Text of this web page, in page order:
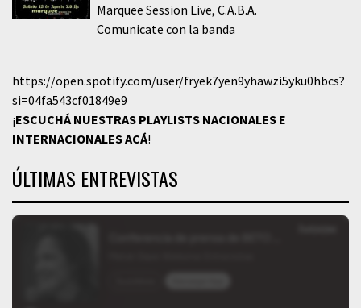
Marquee Session Live C.A.B.A.
Comunicate con la banda
https://open.spotify.com/user/fryek7yen9yhawzi5yku0hbcs?
si=04fa543cf01849e9
¡ESCUCHÁ NUESTRAS PLAYLISTS NACIONALES E
INTERNACIONALESACÁ!
ÚLTIMAS ENTREVISTAS